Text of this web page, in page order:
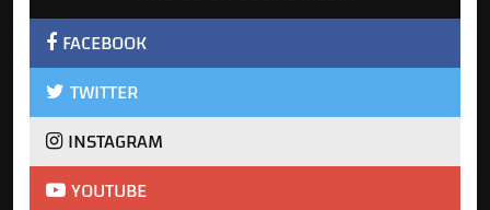
FACEBOOK
TWITTER
INSTAGRAM
YOUTUBE